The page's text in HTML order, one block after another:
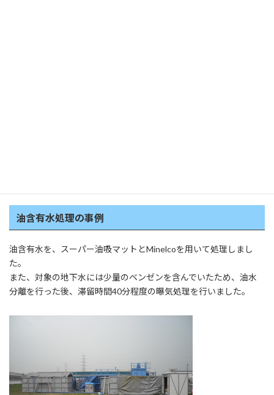
油含有水処理の事例
油含有水を、スーパー油吸マットとMinelcoを用いて処理しまし
た。
また、対象の地下水には少量のベンゼンを含んでいたため、油水
分離を行った後、滞留時間40分程度の曝気処理を行いました。